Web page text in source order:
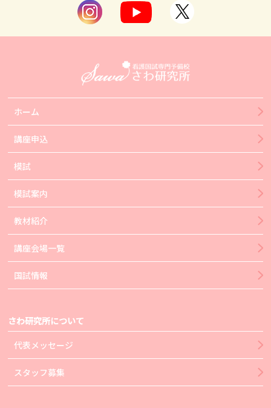
ホーム
講座申込
模試
模試案内
教材紹介
講座会場一覧
国試情報
さわ研究所について
代表メッセージ
スタッフ募集